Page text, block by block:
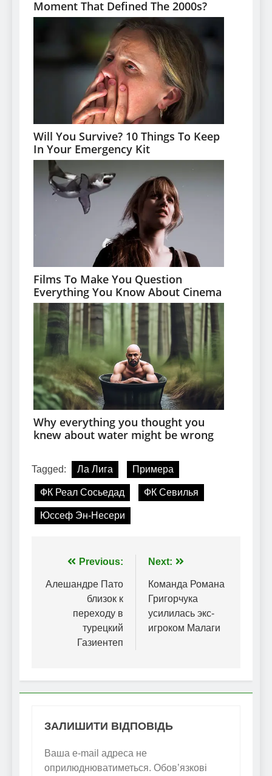
Tagged: Ла Лига Примера
ФК Реал Сосьедад ФК Севилья
Юссеф Эн-Несери
Навігація
записів
Previous:
Алешандре Пато
близок к
переходу в
турецкий
Газиентеп
Next:
Команда Романа
Григорчука
усилилась экс-
игроком Малаги
ЗАЛИШИТИ ВІДПОВІДЬ
Ваша e-mail адреса не
оприлюднюватиметься. Обов’язкові